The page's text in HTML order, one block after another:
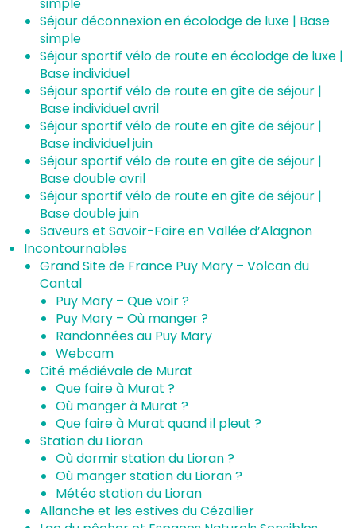
Séjour déconnexion en écolodge de luxe | Base
simple
Séjour sportif vélo de route en écolodge de luxe |
Base individuel
Séjour sportif vélo de route en gîte de séjour |
Base individuel avril
Séjour sportif vélo de route en gîte de séjour |
Base individuel juin
Séjour sportif vélo de route en gîte de séjour |
Base double avril
Séjour sportif vélo de route en gîte de séjour |
Base double juin
Saveurs et Savoir-Faire en Vallée d’Alagnon
Incontournables
Grand Site de France Puy Mary – Volcan du
Cantal
Puy Mary – Que voir ?
Puy Mary – Où manger ?
Randonnées au Puy Mary
Webcam
Cité médiévale de Murat
Que faire à Murat ?
Où manger à Murat ?
Que faire à Murat quand il pleut ?
Station du Lioran
Où dormir station du Lioran ?
Où manger station du Lioran ?
Météo station du Lioran
Allanche et les estives du Cézallier